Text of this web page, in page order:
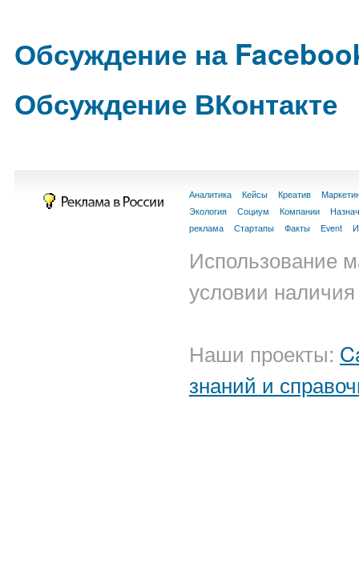
Обсуждение на
Обсуждение ВКонтакте
Аналитика Кейсы Креатив
Экология
Социум Компании
реклама
Стартапы Факты Event
Использование
условии
Наши проекты:
знаний и